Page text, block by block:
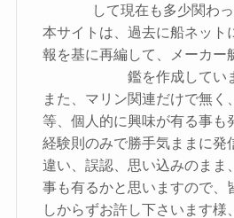
して現在も多少関わっ
本サイトは、過去に船ネット
報を基に再編して、メーカー
鑑を作成してい
また、マリン関連だけで無く
等、個人的に興味が有る事も
経験則のみで勝手気ままに発
違い、誤認、思い込みのまま
事も有るかと思いますので、
しからずお許し下さいます様